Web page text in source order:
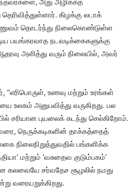
அது அழிக்கத்
கிழக்கு லடாக்
தொடர்ந்து நிலைகொண்டுள்ள
பயங்கரவாத நடவடிக்கைகளுக்கு
அளித்து வரும் நிலையில், அவர்
“எரிபொருள், உணவு மற்றும் உரங்கள்
உலகம் அனுபவித்து வருகிறது. பல
சரியான புயலைக் கடந்து செல்கிறோம்.
நெருக்கடிகளின் தாக்கத்தைத்
நிலைநிறுத்துவதில் பங்களிக்க
மற்றும் ‘வசுதைவ குடும்பகம்’
கலவையே சர்வதேச சூழலில் நமது
வரையறுக்கிறது.